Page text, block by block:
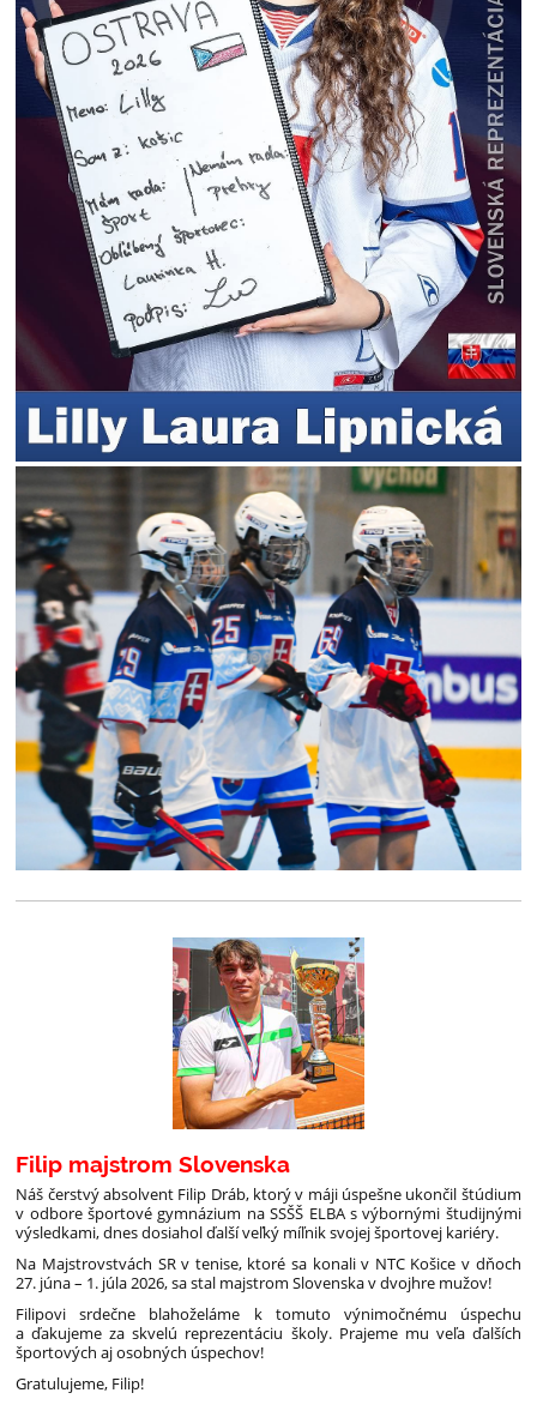
Filip majstrom Slovenska
Náš čerstvý absolvent Filip Dráb, ktorý v máji úspešne ukončil štúdium
v odbore športové gymnázium na SSŠŠ ELBA s výbornými študijnými
výsledkami, dnes dosiahol ďalší veľký míľnik svojej športovej kariéry.
Na Majstrovstvách SR v tenise, ktoré sa konali v NTC Košice v dňoch
27. júna – 1. júla 2026, sa stal majstrom Slovenska v dvojhre mužov!
Filipovi srdečne blahoželáme k tomuto výnimočnému úspechu
a ďakujeme za skvelú reprezentáciu školy. Prajeme mu veľa ďalších
športových aj osobných úspechov!
Gratulujeme, Filip!